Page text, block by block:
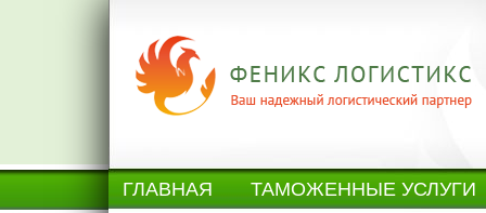
ГЛАВНАЯ ТАМОЖЕННЫЕ УСЛУГИ